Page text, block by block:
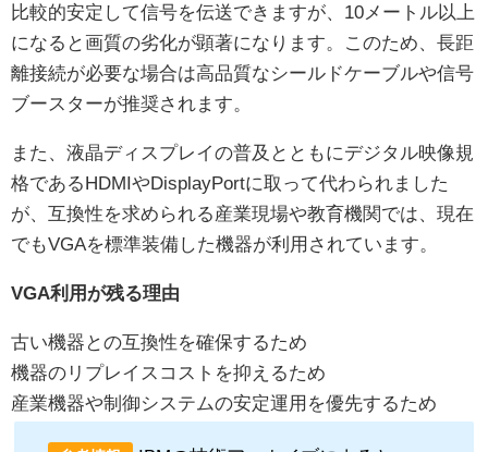
比較的安定して信号を伝送できますが、10メートル以上
になると画質の劣化が顕著になります。このため、長距
離接続が必要な場合は高品質なシールドケーブルや信号
ブースターが推奨されます。
また、液晶ディスプレイの普及とともにデジタル映像規
格であるHDMIやDisplayPortに取って代わられました
が、互換性を求められる産業現場や教育機関では、現在
でもVGAを標準装備した機器が利用されています。
VGA利用が残る理由
古い機器との互換性を確保するため
機器のリプレイスコストを抑えるため
産業機器や制御システムの安定運用を優先するため